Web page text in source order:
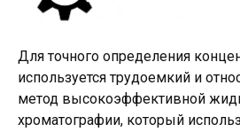
Для точного определения
используется трудоемкий и
метод высокоэффективной
хроматографии, который